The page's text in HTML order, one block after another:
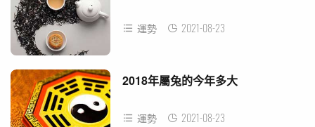
運勢 2021-08-23
2018年屬兔的今年多大
運勢 2021-08-23